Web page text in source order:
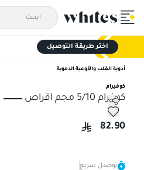
اختر طريقة التوصيل
أدوية القلب والأوعية الدموية
كوفيرام
كوفرام 5/10 مجم اقراص
كوفرام 5/10 مجم اقراص
82.90
توصيل سريع